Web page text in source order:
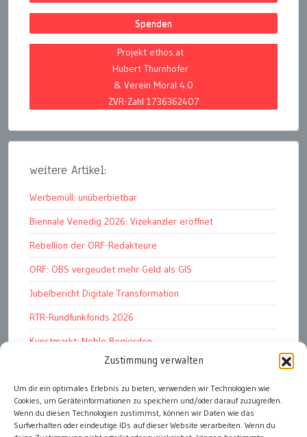
Zustimmung verwalten
Um dir ein optimales Erlebnis zu bieten, verwenden wir Technologien wie
Cookies, um Geräteinformationen zu speichern und/oder darauf zuzugreifen.
Wenn du diesen Technologien zustimmst, können wir Daten wie das
Surfverhalten oder eindeutige IDs auf dieser Website verarbeiten. Wenn du
Spenden
Projekt ethos.at
Hubert Thurnhofer
& Verein Moral 4.0
ZVR-Zahl 1736362407
weitere Artikel:
Werbemüll: unüberbietbar
Biennale Venedig 2026: Vizekanzler eröffnet
Rebellion der ORF-Redakteure
ORF: OBS vergeudet mehr Geld als GIS
Jubelbericht Digitale Transformation
RTR-Rundfunkfonds 2026
Kunstmarkt: Noble Begierden
Woher kommen die „Wiederösterreicher“?
DDR 4.0: Der Fall Dr Witzschel u.a.
In Memoriam Hermine Thurnhofer